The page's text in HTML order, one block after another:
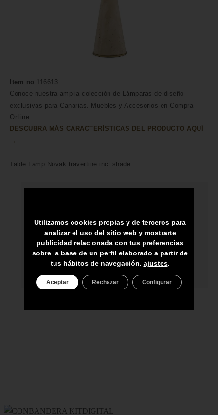
Item no 116613
Conoce nuestra amplia colección de Lámparas de diseño
exclusivas para Canarias. Muebles y Accesorios en Compra
Online.
DESCUBRA MÁS CARACTERÍSTICAS DEL PRODUCTO AQUÍ
→
Table Lamp Novak travertine incl shade
ENVÍO A TODA CANARIAS
ASESORAMIENTO PERSONAL
PRECIO DEL PRODUCTO NO INCLUYE
IGIC
Utilizamos cookies propias y de terceros para
analizar el uso del sitio web y mostrarte
publicidad relacionada con tus preferencias
sobre la base de un perfil elaborado a partir de
tus hábitos de navegación. ajustes.
Aceptar Rechazar Configurar